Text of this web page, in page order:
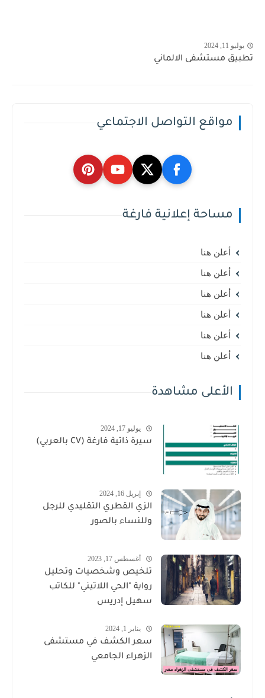
يوليو 11, 2024
تطبيق مستشفى الالماني
مواقع التواصل الاجتماعي
مساحة إعلانية فارغة
أعلن هنا
أعلن هنا
أعلن هنا
أعلن هنا
أعلن هنا
أعلن هنا
الأعلى مشاهدة
يوليو 17, 2024
سيرة ذاتية فارغة (CV بالعربي)
إبريل 16, 2024
الزي القطري التقليدي للرجل
وللنساء بالصور
أغسطس 17, 2023
تلخيص وشخصيات وتحليل
رواية "الحي اللاتيني" للكاتب
سهيل إدريس
يناير 1, 2024
سعر الكشف في مستشفى
الزهراء الجامعي